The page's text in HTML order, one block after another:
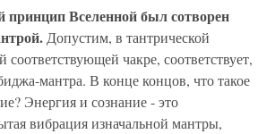
Вселенной был сотворен
Допустим, в тантрической
чакре, соответствует,
мантра. В конце концов, что такое
Энергия и сознание - это
вибрация изначальной мантры,